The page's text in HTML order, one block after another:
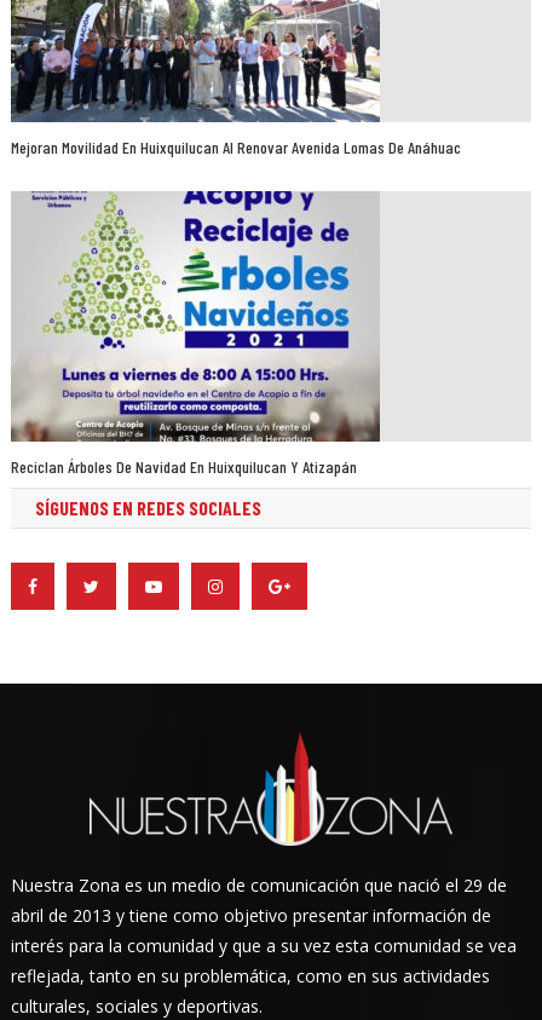
Mejoran Movilidad En Huixquilucan Al Renovar Avenida Lomas De Anáhuac
Reciclan Árboles De Navidad En Huixquilucan Y Atizapán
SÍGUENOS EN REDES SOCIALES
Nuestra Zona es un medio de comunicación que nació el 29 de
abril de 2013 y tiene como objetivo presentar información de
interés para la comunidad y que a su vez esta comunidad se vea
reflejada, tanto en su problemática, como en sus actividades
culturales, sociales y deportivas.